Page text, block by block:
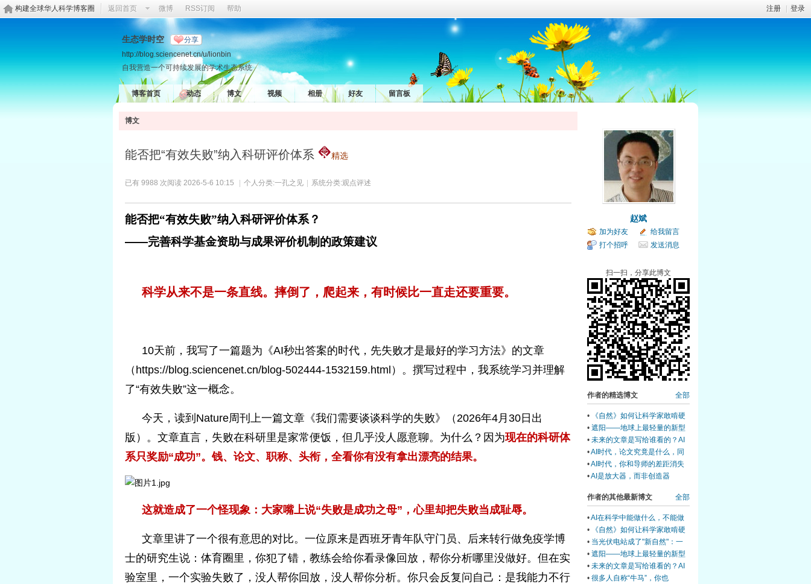
注册 登录
构建全球华人科学博客圈 返回首页 微博 RSS订阅 帮助
生态学时空 分享
http://blog.sciencenet.cn/u/lionbin
自我营造一个可持续发展的学术生态系统
博客首页 动态 博文 视频 相册 好友 留言板
博文
能否把“有效失败”纳入科研评价体系 精选
已有 9988 次阅读 2026-5-6 10:15 个人分类:一孔之见 系统分类:观点评述
能否把“有效失败”纳入科研评价体系？
——完善科学基金资助与成果评价机制的政策建议
科学从来不是一条直线。摔倒了，爬起来，有时候比一直走还要重要。
10天前，我写了一篇题为《AI秒出答案的时代，先失败才是最好的学习方法》的文章
（https://blog.sciencenet.cn/blog-502444-1532159.html）。撰写过程中，我系统学习并理解
了“有效失败”这一概念。
今天，读到Nature周刊上一篇文章《我们需要谈谈科学的失败》（2026年4月30日出
版）。文章直言，失败在科研里是家常便饭，但几乎没人愿意聊。为什么？因为现在的科研体
系只奖励“成功”。钱、论文、职称、头衔，全看你有没有拿出漂亮的结果。
这就造成了一个怪现象：大家嘴上说“失败是成功之母”，心里却把失败当成耻辱。
文章里讲了一个很有意思的对比。一位原来是西班牙青年队守门员、后来转行做免疫学博
士的研究生说：体育圈里，你犯了错，教练会给你看录像回放，帮你分析哪里没做好。但在实
验室里，一个实验失败了，没人帮你回放，没人帮你分析。你只会反复问自己：是我能力不行
赵斌
加为好友
给我留言
打个招呼
发送消息
扫一扫，分享此博文
全部
作者的精选博文
•
《自然》如何让科学家敢啃硬
骨头，同时根除科学欺诈可能
• 遮阳——地球上最轻量的新型
生态系统机制
• 未来的文章是写给谁看的？AI
时代的知识生产困局
•AI时代，论文究竟是什么，同
时给未来的科研基金资助制度提
个建议
•AI时代，你和导师的差距消失
了！真的吗？然后呢？
•AI是放大器，而非创造器
全部
作者的其他最新博文
•AI在科学中能做什么，不能做
什么——串读今天五篇Nature文
章后的边界图谱
•
《自然》如何让科学家敢啃硬
骨头，同时根除科学欺诈可能
• 当光伏电站成了"新自然"：一
块太阳能板，如何同时守护气候
与生命
• 遮阳——地球上最轻量的新型
生态系统机制
• 未来的文章是写给谁看的？AI
时代的知识生产困局
• 很多人自称“牛马”，你也